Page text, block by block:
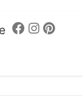
FacebookInstagram